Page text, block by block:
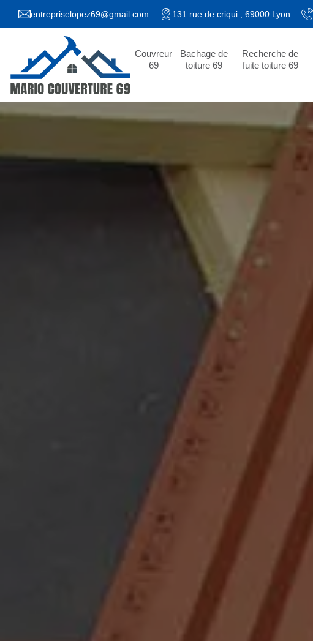
entrepriselopez69@gmail.com 131 rue de criqui , 69000 Lyon
Couvreur
69
Bachage de
toiture 69
Recherche de
fuite toiture 69